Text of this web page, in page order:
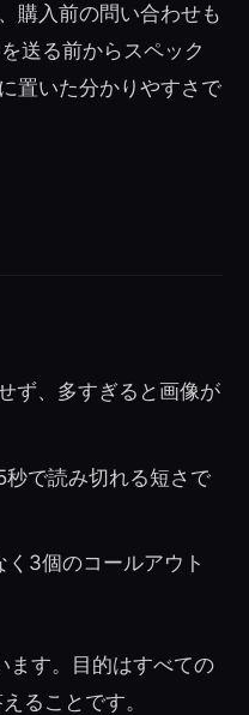
購入前の問い合わせも
送る前からスペック
置いた分かりやすさで
ず、多すぎると画像が
で読み切れる短さで
く3個のコールアウト
ます。目的はすべての
ることです。